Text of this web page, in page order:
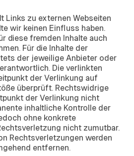
Links zu externen Webseiten
wir keinen Einfluss haben.
diese fremden Inhalte auch
Für die Inhalte der
der jeweilige Anbieter oder
Die verlinkten
der Verlinkung auf
überprüft. Rechtswidrige
der Verlinkung nicht
inhaltliche Kontrolle der
ohne konkrete
nicht zumutbar.
Rechtsverletzungen werden
entfernen.